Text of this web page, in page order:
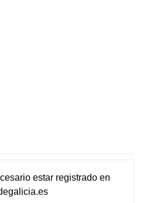
estar registradoen